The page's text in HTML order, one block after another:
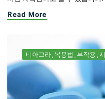
Read More
비아그라 복용법 부작용